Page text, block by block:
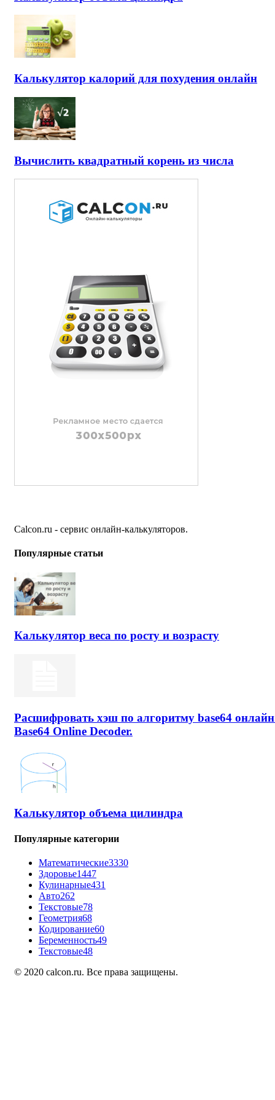
Калькулятор калорий для похудения онлайн
Вычислить квадратный корень из числа
Calcon.ru - сервис онлайн-калькуляторов.
Популярные статьи
Калькулятор веса по росту и возрасту
Расшифровать хэш по алгоритму base64
Base64 Online Decoder.
Калькулятор объема цилиндра
Популярные категории
Математические3330
Здоровье1447
Кулинарные431
Авто262
Текстовые78
Геометрия68
Кодирование60
Беременность49
Текстовые48
© 2020 calcon.ru. Все права защищены.